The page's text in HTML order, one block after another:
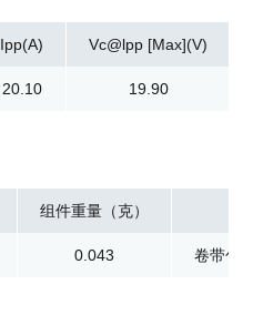
Ipp(A)
20.10
Vc@lpp [Max](V)
19.90
组件重量（克）
0.043 卷带包